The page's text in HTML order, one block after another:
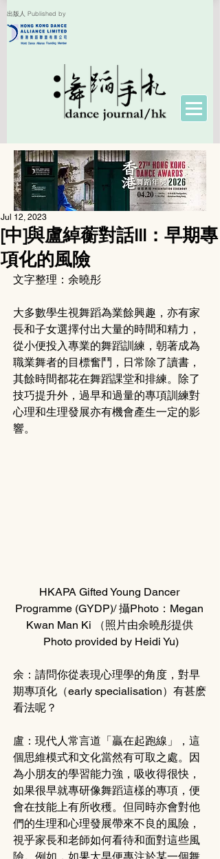
出版人 Published by
[中]與盧綽蘅對話III：早期專
項化的風險
Jul 12, 2023
文字整理：余曉彤
大多數學生視舞蹈為業餘興趣，亦有家
長和子女選擇付出大量的時間和精力，
從小便投入專業的舞蹈訓練，朝著成為
職業舞者的目標奮鬥，日常除了讀書，
其餘時間都花在舞蹈課堂和排練。除了
技巧提升外，過早和過量的專項訓練對
心理和生理發展亦有機會產生一定的影
響。
HKAPA Gifted Young Dancer
Programme (GYDP)/ 攝Photo：Megan
Kwan Man Ki （照片由余曉彤提供
Photo provided by Heidi Yu)
余：請問你從表現心理學的角度，對早
期專項化（early specialisation）有甚麽
看法呢？
盧：現代人常言道「贏在起跑線」，這
個思維模式和文化當然有可取之處。因
為小朋友的學習能力強，吸收得很快，
如果很早就專研像舞蹈這樣的專項，便
會在技能上有所收穫。但同時亦會對他
們的生理和心理發展帶來不良的風險，
視乎家長和老師如何看待和面對這些風